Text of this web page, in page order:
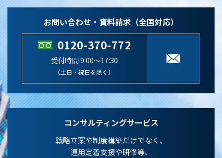
お問い合わせ・資料請求（全国対応）
0120-370-772
受付時間 9:00～17:30
（土日・祝日を除く）
コンサルティングサービス
戦略立案や制度構築だけでなく、
運用定着支援や研修等、